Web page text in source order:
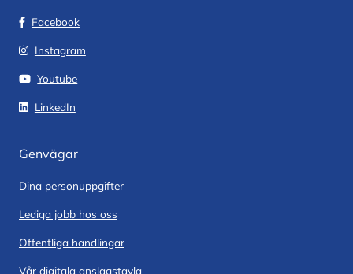
Facebook
Instagram
Youtube
LinkedIn
Genvägar
Dina personuppgifter
Lediga jobb hos oss
Offentliga handlingar
Vår digitala anslagstavla